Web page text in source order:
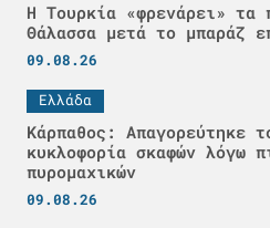
Η Τουρκία «φρενάρει» τα
Θάλασσα μετά το μπαράζ
09.08.26
Ελλάδα
Κάρπαθος: Απαγορεύτηκε
κυκλοφορία σκαφών λόγω
πυρομαχικών
09.08.26